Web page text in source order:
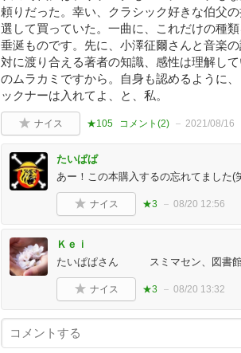
頼りだった。幸い、クラシック好きな伯父
選して買っていた。一曲に、これだけの種
垂涎ものです。先に、小澤征爾さんと音楽
対に渡り合える著者の知識、感性は理解し
のムラカミですから。自身も認めるように
ックナーは入れてよ、と、私。
ナイス ★105 コメント(2) 2021/08/16
たいぱぱ
あー！この本購入するの忘れてました(
ナイス ★3 08/20 12:56
Ｋｅｉ
たいぱぱさん スミマセン、図書館
ナイス ★3 08/20 13:32